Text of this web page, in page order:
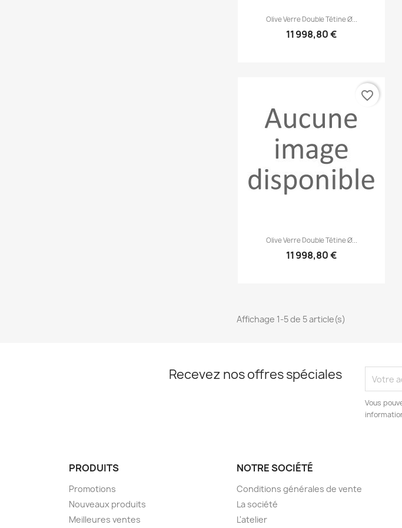
Aperçu rapide
Olive Verre Double Tétine Ø...
11 998,80 €
Aperçu rapide
Olive Verre Double Tétine Ø...
11 998,80 €
favorite_border
Affichage 1-5 de 5 article(s)
Recevez nos offres spéciales
Vous
PRODUITS
Promotions
Nouveaux produits
Meilleures ventes
NOTRE SOCIÉTÉ
Conditions générales de vente
La société
L'atelier